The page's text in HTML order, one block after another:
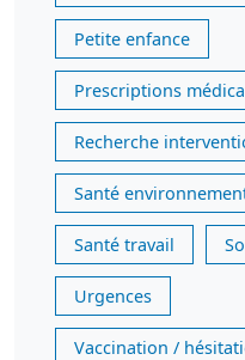
Petite enfance
Prescriptions
Recherche
Santé
Santé travail
Urgences
Vaccination /